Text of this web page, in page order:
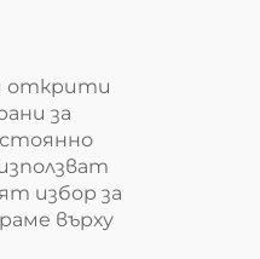
открити
за
избор за
върху